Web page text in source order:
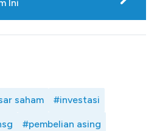
Ini
saham #investasi
#pembelian asing